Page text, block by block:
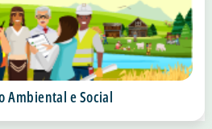
Ambiental e Social